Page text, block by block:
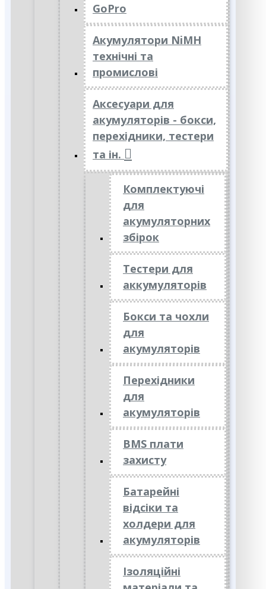
GoPro
Акумулятори NiMH
технічні та
промислові
Аксесуари для
акумуляторів - бокси,
перехідники, тестери
та ін.
Комплектуючі
для
акумуляторних
збірок
Тестери для
аккумуляторів
Бокси та чохли
для
акумуляторів
Перехідники
для
акумуляторів
BMS плати
захисту
Батарейні
відсіки та
холдери для
акумуляторів
Ізоляційні